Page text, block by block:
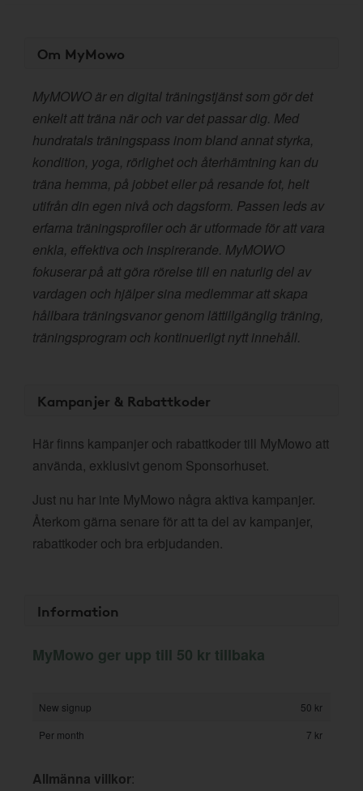
Om MyMowo
MyMOWO är en digital träningstjänst som gör det
enkelt att träna när och var det passar dig. Med
hundratals träningspass inom bland annat styrka,
kondition, yoga, rörlighet och återhämtning kan du
träna hemma, på jobbet eller på resande fot, helt
utifrån din egen nivå och dagsform. Passen leds av
erfarna träningsprofiler och är utformade för att vara
enkla, effektiva och inspirerande. MyMOWO
fokuserar på att göra rörelse till en naturlig del av
vardagen och hjälper sina medlemmar att skapa
hållbara träningsvanor genom lättillgänglig träning,
träningsprogram och kontinuerligt nytt innehåll.
Kampanjer & Rabattkoder
Här finns kampanjer och rabattkoder till MyMowo att
använda, exklusivt genom Sponsorhuset.
Just nu har inte MyMowo några aktiva kampanjer.
Återkom gärna senare för att ta del av kampanjer,
rabattkoder och bra erbjudanden.
Information
MyMowo ger upp till 50 kr tillbaka
New signup
50 kr
Per month
7 kr
Allmänna villkor: